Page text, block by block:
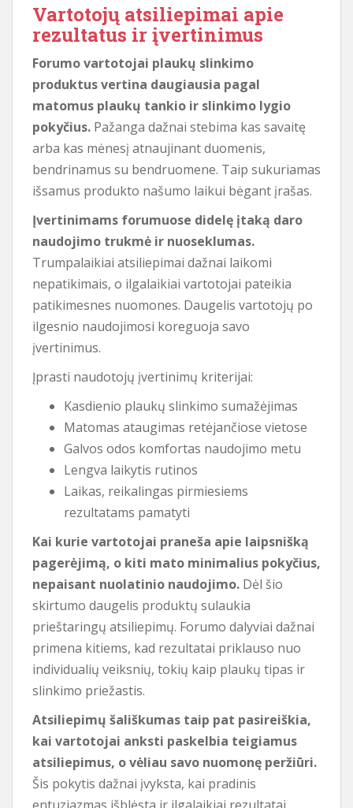
Vartotojų atsiliepimai apie
rezultatus ir įvertinimus
Forumo vartotojai plaukų slinkimo
produktus vertina daugiausia pagal
matomus plaukų tankio ir slinkimo lygio
pokyčius. Pažanga dažnai stebima kas savaitę
arba kas mėnesį atnaujinant duomenis,
bendrinamus su bendruomene. Taip sukuriamas
išsamus produkto našumo laikui bėgant įrašas.
Įvertinimams forumuose didelę įtaką daro
naudojimo trukmė ir nuoseklumas.
Trumpalaikiai atsiliepimai dažnai laikomi
nepatikimais, o ilgalaikiai vartotojai pateikia
patikimesnes nuomones. Daugelis vartotojų po
ilgesnio naudojimosi koreguoja savo
įvertinimus.
Įprasti naudotojų įvertinimų kriterijai:
Kasdienio plaukų slinkimo sumažėjimas
Matomas ataugimas retėjančiose vietose
Galvos odos komfortas naudojimo metu
Lengva laikytis rutinos
Laikas, reikalingas pirmiesiems
rezultatams pamatyti
Kai kurie vartotojai praneša apie laipsnišką
pagerėjimą, o kiti mato minimalius pokyčius,
nepaisant nuolatinio naudojimo. Dėl šio
skirtumo daugelis produktų sulaukia
prieštaringų atsiliepimų. Forumo dalyviai dažnai
primena kitiems, kad rezultatai priklauso nuo
individualių veiksnių, tokių kaip plaukų tipas ir
slinkimo priežastis.
Atsiliepimų šališkumas taip pat pasireiškia,
kai vartotojai anksti paskelbia teigiamus
atsiliepimus, o vėliau savo nuomonę peržiūri.
Šis pokytis dažnai įvyksta, kai pradinis
entuziazmas išblėsta ir ilgalaikiai rezultatai